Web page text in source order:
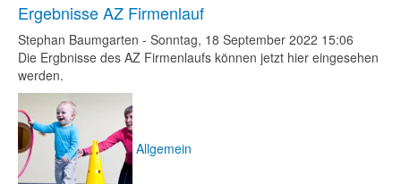
Ergebnisse AZ Firmenlauf
Stephan Baumgarten - Sonntag, 18 September 2022 15:06
Die Ergbnisse des AZ Firmenlaufs können jetzt hier eingesehen
werden.
Allgemein